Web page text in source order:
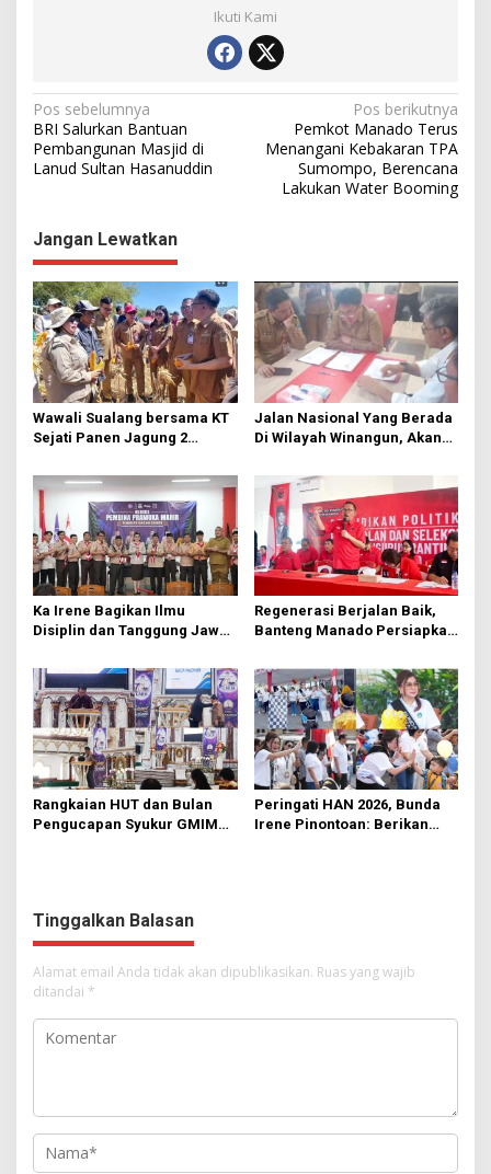
Ikuti Kami
N
a
v
g
a
s
i
p
o
s
Pos sebelumnya
BRI Salurkan Bantuan
Pembangunan Masjid di
Lanud Sultan Hasanuddin
Pos berikutnya
Pemkot Manado Terus
Menangani Kebakaran TPA
Sumompo, Berencana
Lakukan Water Booming
Jangan Lewatkan
Wawali Sualang bersama KT
Sejati Panen Jagung 2
Jalan Nasional Yang Berada
Di Wilayah Winangun, Akan
Ka Irene Bagikan Ilmu
Disiplin dan Tanggung Jawab
Manado
Regenerasi Berjalan Baik,
Banteng Manado Persiapkan
Rumput
Rangkaian HUT dan Bulan
Pengucapan Syukur GMIM
Peringati HAN 2026, Bunda
Irene Pinontoan: Berikan
Tinggalkan Balasan
Alamat email Anda tidak akan dipublikasikan. Ruas yang wajib
ditandai *